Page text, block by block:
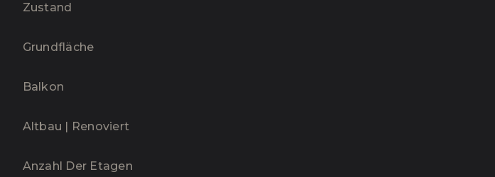
Zustand
Grundfläche
Balkon
Altbau | Renoviert
Anzahl Der Etagen